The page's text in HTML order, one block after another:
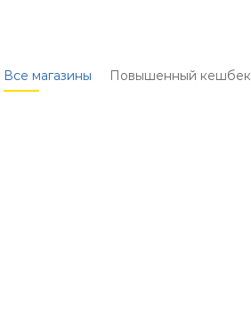
Все магазины Повышенный кешбек